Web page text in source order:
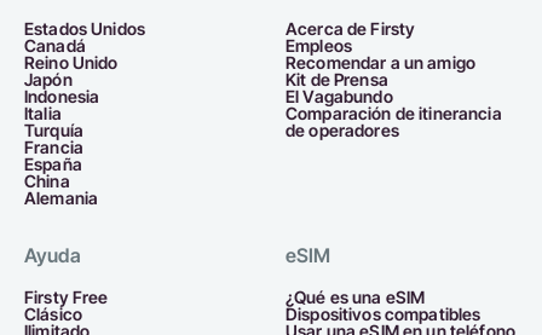
Estados Unidos
Canadá
Reino Unido
Japón
Indonesia
Italia
Turquía
Francia
España
China
Alemania
Acerca de Firsty
Empleos
Recomendar a un amigo
Kit de Prensa
El Vagabundo
Comparación de itinerancia
de operadores
Ayuda
Firsty Free
Clásico
Ilimitado
eSIM
¿Qué es una eSIM
Dispositivos compatibles
Usar una eSIM en un teléfono